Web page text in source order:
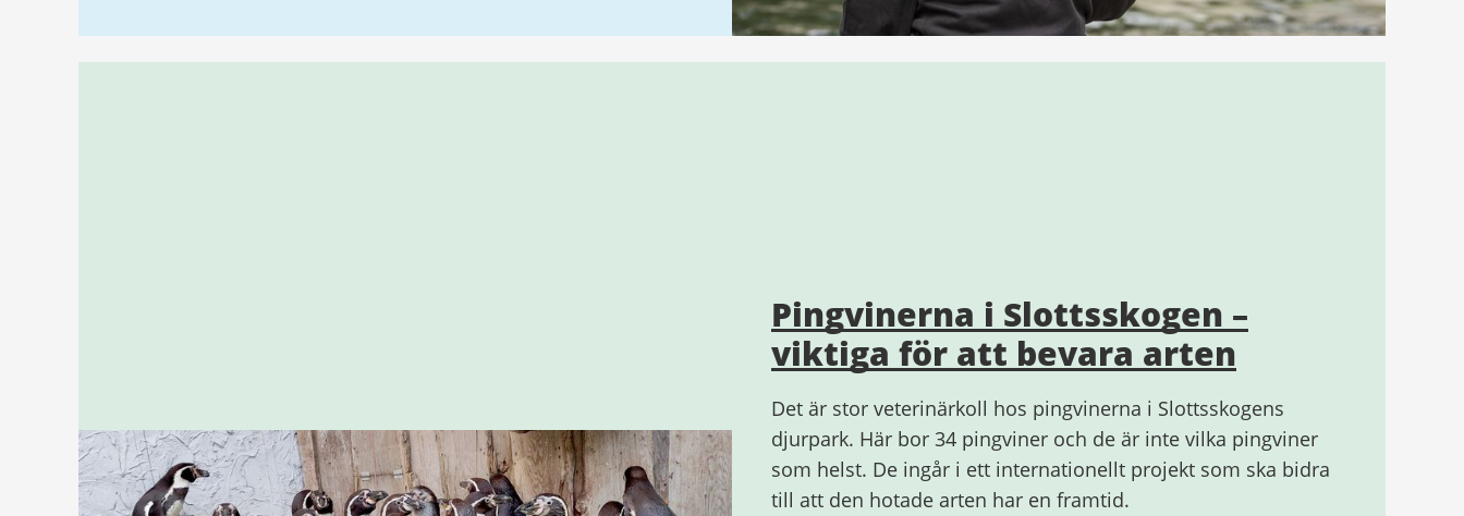
Pingvinerna i Slottsskogen –
viktiga för att bevara arten
Det är stor veterinärkoll hos pingvinerna i Slottsskogens
djurpark. Här bor 34 pingviner och de är inte vilka pingviner
som helst. De ingår i ett internationellt projekt som ska bidra
till att den hotade arten har en framtid.